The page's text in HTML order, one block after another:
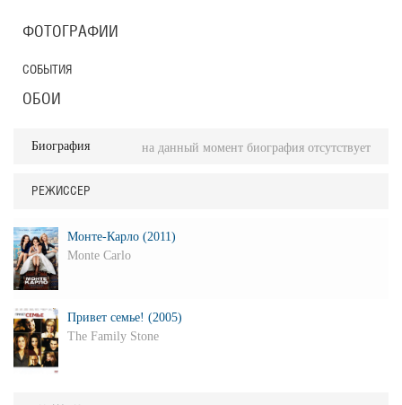
ФОТОГРАФИИ
СОБЫТИЯ
ОБОИ
Биография на данный момент биография отсутствует
РЕЖИССЕР
Монте-Карло (2011)
Monte Carlo
Привет семье! (2005)
The Family Stone